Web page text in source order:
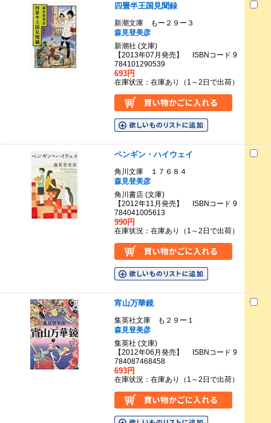
四畳半王国見聞録
新潮文庫 もー２９ー３
森見登美彦
新潮社 (文庫)
【2013年07月発売】 ISBNコード 9
784101290539
693円
在庫状況：在庫あり（1～2日で出荷）
ペンギン・ハイウェイ
角川文庫 １７６８４
森見登美彦
角川書店 (文庫)
【2012年11月発売】 ISBNコード 9
784041005613
990円
在庫状況：在庫あり（1～2日で出荷）
宵山万華鏡
集英社文庫 も２９ー１
森見登美彦
集英社 (文庫)
【2012年06月発売】 ISBNコード 9
784087468458
693円
在庫状況：在庫あり（1～2日で出荷）